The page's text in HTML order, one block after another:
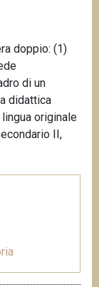
doppio: (1)
di un
didattica
originale
II,